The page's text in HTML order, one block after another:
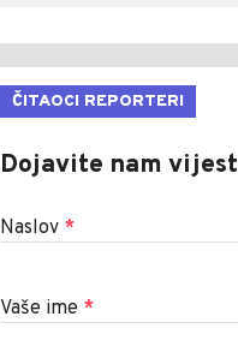
ČITAOCI REPORTERI
Dojavite nam vijest
Naslov *
Vaše ime *